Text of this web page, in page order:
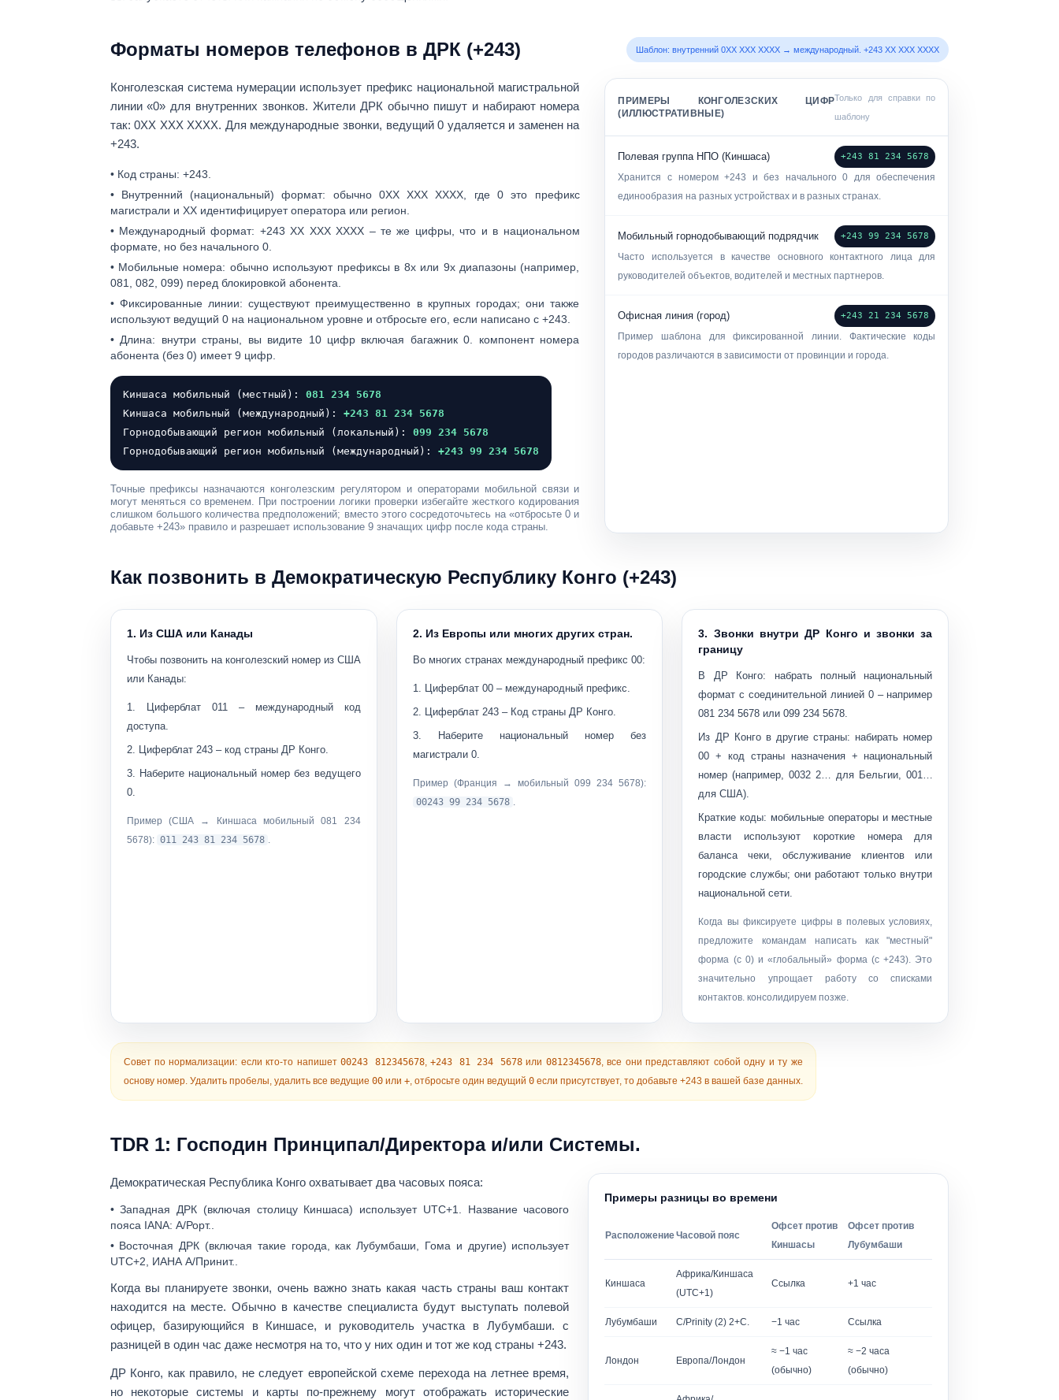
Форматы номеров телефонов в ДРК (+243) Шаблон: внутренний 0XX XXX XXXX → международный. +243 ХХ ХХХ ХХХХ
Конголезская система нумерации использует префикс национальной магистральной
линии «0» для внутренних звонков. Жители ДРК обычно пишут и набирают номера
так:0ХХ ХХХ ХХХХ. Для международные звонки, ведущий 0 удаляется и заменен на
+243.
• Код страны: +243
• Внутренний (национальный) формат: обычно 0ХХ ХХХ ХХХХ , где 0это префикс
магистрали и ХХидентифицирует оператора или регион.
• Международный формат: +243 ХХ ХХХ ХХХХ – те же цифры, что и в национальном
формате, но без начального 0.
• Мобильные номера: обычно используют префиксы в 8xили 9xдиапазоны (например,
081, 082, 099) перед блокировкой абонента.
• Фиксированные линии: существуют преимущественно в крупных городах; они также
используют ведущий 0 на национальном уровне и отбросьте его, если написано с +243.
• Длина: внутри страны, вы видите 10 цифр включая багажник 0. компонент номера
абонента (без 0) имеет9 цифр.
Киншаса мобильный (местный): 081 234 5678
Киншаса мобильный (международный): +243 81 234 5678
Горнодобывающий регион мобильный (локальный): 099 234 5678
Горнодобывающий регион мобильный (международный): +243 99 234 5678
Точные префиксы назначаются конголезским регулятором и операторами мобильной связи и
могут меняться со временем. При построении логики проверки избегайте жесткого кодирования
слишком большого количества предположений; вместо этого сосредоточьтесь на «отбросьте 0 и
добавьте +243»правило и разрешает использование 9 значащих цифр после кода страны.
ПРИМЕРЫ КОНГОЛЕЗСКИХ ЦИФР
(ИЛЛЮСТРАТИВНЫЕ)
Только для справки по
шаблону
Полевая группа НПО (Киншаса) +243 81 234 5678
Хранится с номером +243 и без начального 0 для обеспечения
единообразия на разных устройствах и в разных странах.
Мобильный горнодобывающий подрядчик +243 99 234 5678
Часто используется в качестве основного контактного лица для
руководителей объектов, водителей и местных партнеров.
Офисная линия (город) +243 21 234 5678
Пример шаблона для фиксированной линии. Фактические коды
городов различаются в зависимости от провинции и города.
Как позвонить в Демократическую Республику Конго (+243)
1. Из США или Канады
Чтобы позвонить на конголезский номер из США
или Канады:
Циферблат 011– международный код
доступа.
Циферблат 243– код страны ДР Конго.
Наберите национальный номер без ведущего
0.
Пример (США → Киншаса мобильный081 234
5678): 011 243 81 234 5678 .
2. Из Европы или многих других стран.
Во многих странах международный префикс 00:
Циферблат 00– международный префикс.
Циферблат 243– Код страны ДР Конго.
Наберите национальный номер без
магистрали 0.
Пример (Франция → мобильный099 234 5678):
00243 99 234 5678 .
3. Звонки внутри ДР Конго и звонки за
границу
В ДР Конго: набрать полный национальный
формат с соединительной линией 0 – например
081 234 5678 или099 234 5678.
Из ДР Конго в другие страны: набирать номер
00 + код страны назначения + национальный
номер (например,0032 2… для Бельгии, 001…
для США).
Краткие коды: мобильные операторы и местные
власти используют короткие номера для
баланса чеки, обслуживание клиентов или
городские службы; они работают только внутри
национальной сети.
Когда вы фиксируете цифры в полевых условиях,
предложите командам написать как"местный"
форма (с 0) и«глобальный» форма (с +243). Это
значительно упрощает работу со списками
контактов. консолидируем позже.
Совет по нормализации: если кто-то напишет00243 812345678,+243 81 234 5678или 0812345678, все они представляют собой одну и ту же
основу номер. Удалить пробелы, удалить все ведущие 00или +, отбросьте один ведущий 0если присутствует, то добавьте +243 в вашей базе данных.
TDR 1: Господин Принципал/Директора и/или Системы.
Демократическая Республика Конго охватывает два часовых пояса:
•Западная ДРК (включая столицу Киншаса) использует UTC+1
. Название часового
пояса IANA: А/Рорт.
• Восточная ДРК (включая такие города, как Лубумбаши , Гома и другие) использует
UTC+2 , ИАНА А/Принит.
Когда вы планируете звонки, очень важно знать какая часть страны ваш контакт
находится на месте. Обычно в качестве специалиста будут выступать полевой
офицер, базирующийся в Киншасе, и руководитель участка в Лубумбаши.с
разницей в один час даже несмотря на то, что у них один и тот же код страны +243.
ДР Конго, как правило, не следует европейской схеме перехода на летнее время,
но некоторые системы и карты по-прежнему могут отображать исторические
Примеры разницы во времени
РасположениеЧасовой пояс
Офсет против
Киншасы
Офсет против
Лубумбаши
Киншаса
Африка/Киншаса
(UTC+1)
Ссылка +1 час
Лубумбаши C/Prinity (2) 2+C. −1 час Ссылка
Лондон Европа/Лондон
≈ −1 час
(обычно)
≈ −2 часа
(обычно)